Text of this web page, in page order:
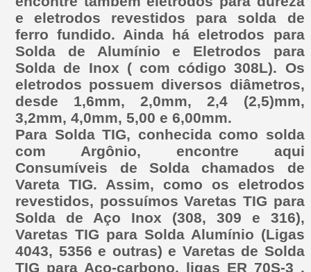
e eletrodos revestidos para solda de
ferro fundido. Ainda há eletrodos para
Solda de Alumínio e Eletrodos para
Solda de Inox ( com código 308L). Os
eletrodos possuem diversos diâmetros,
desde 1,6mm, 2,0mm, 2,4 (2,5)mm,
3,2mm, 4,0mm, 5,00 e 6,00mm.
Para Solda TIG, conhecida como solda
com Argônio, encontre aqui
Consumíveis de Solda chamados de
Vareta TIG. Assim, como os eletrodos
revestidos, possuímos Varetas TIG para
Solda de Aço Inox (308, 309 e 316),
Varetas TIG para Solda Alumínio (Ligas
4043, 5356 e outras) e Varetas de Solda
TIG para Aço-carbono, ligas ER 70S-3 .